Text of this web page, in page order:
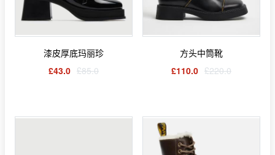
漆皮厚底玛丽珍
£43.0 £85.0
方头中筒靴
£110.0 £220.0